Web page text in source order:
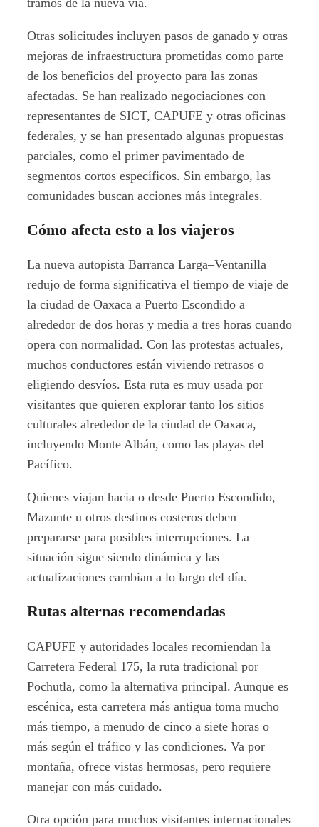
Otras solicitudes incluyen pasos de ganado y otras
mejoras de infraestructura prometidas como parte
de los beneficios del proyecto para las zonas
afectadas. Se han realizado negociaciones con
representantes de SICT, CAPUFE y otras oficinas
federales, y se han presentado algunas propuestas
parciales, como el primer pavimentado de
segmentos cortos específicos. Sin embargo, las
comunidades buscan acciones más integrales.
Cómo afecta esto a los viajeros
La nueva autopista Barranca Larga–Ventanilla
redujo de forma significativa el tiempo de viaje de
la ciudad de Oaxaca a Puerto Escondido a
alrededor de dos horas y media a tres horas cuando
opera con normalidad. Con las protestas actuales,
muchos conductores están viviendo retrasos o
eligiendo desvíos. Esta ruta es muy usada por
visitantes que quieren explorar tanto los sitios
culturales alrededor de la ciudad de Oaxaca,
incluyendo Monte Albán, como las playas del
Pacífico.
Quienes viajan hacia o desde Puerto Escondido,
Mazunte u otros destinos costeros deben
prepararse para posibles interrupciones. La
situación sigue siendo dinámica y las
actualizaciones cambian a lo largo del día.
Rutas alternas recomendadas
CAPUFE y autoridades locales recomiendan la
Carretera Federal 175, la ruta tradicional por
Pochutla, como la alternativa principal. Aunque es
escénica, esta carretera más antigua toma mucho
más tiempo, a menudo de cinco a siete horas o
más según el tráfico y las condiciones. Va por
montaña, ofrece vistas hermosas, pero requiere
manejar con más cuidado.
Otra opción para muchos visitantes internacionales